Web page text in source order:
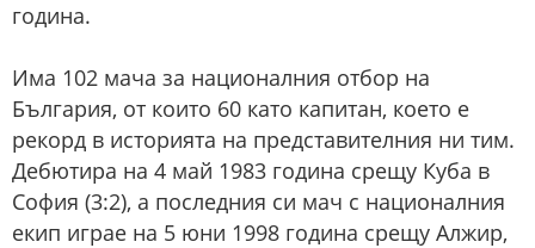
година.
Има 102 мача за националния отбор на
България, от които 60 като капитан, което е
рекорд в историята на представителния ни тим.
Дебютира на 4 май 1983 година срещу Куба в
София (3:2), а последния си мач с националния
екип играе на 5 юни 1998 година срещу Алжир,